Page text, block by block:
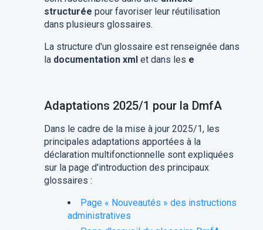
structurée pour favoriser leur réutilisation
dans plusieurs glossaires.
La structure d'un glossaire est renseignée dans
la documentation xml et dans les e
Adaptations 2025/1 pour la DmfA
Dans le cadre de la mise à jour 2025/1, les
principales adaptations apportées à la
déclaration multifonctionnelle sont expliquées
sur la page d'introduction des principaux
glossaires :
Page « Nouveautés » des instructions
administratives